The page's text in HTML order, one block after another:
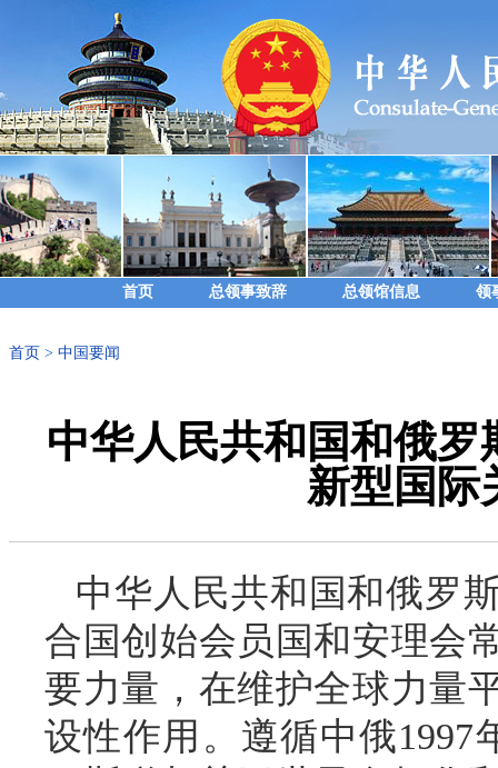
首页 总领事致辞 总领馆信息 领
首页 > 中国要闻
中华人民共和国和俄
新型国际
中华人民共和国和俄罗
合国创始会员国和安理会
要力量，在维护全球力量
设性作用。遵循中俄1997